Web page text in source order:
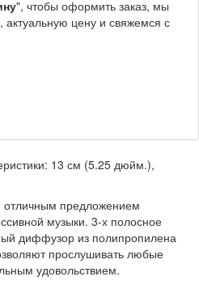
", чтобы оформить заказ, мы
актуальную цену и свяжемся с
13 см (5.25 дюйм.),
отличным предложением
музыки. 3-х полосное
диффузор из полипропилена
прослушивать любые
удовольствием.